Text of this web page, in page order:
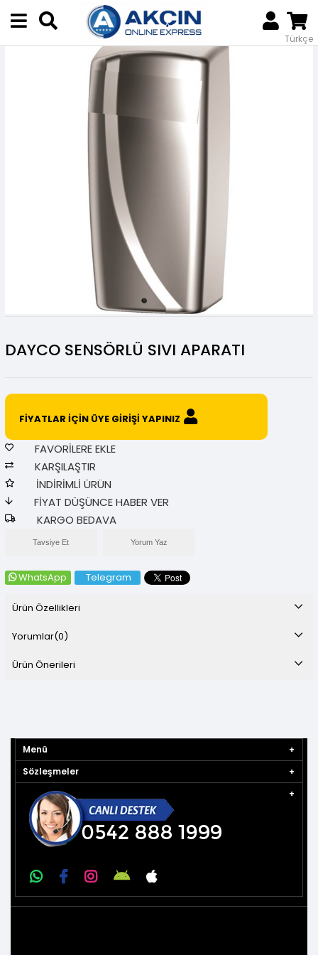
Türkçe
Temizlik Sıvıları
DAYCO SENSÖRLÜ SIVI APARATI
DAYCO SENSÖRLÜ SIVI APARATI
FİYATLAR İÇİN ÜYE GİRİŞİ YAPINIZ
FAVORILERE EKLE
KARŞILAŞTIR
İNDIRIMLI ÜRÜN
FIYAT DÜŞÜNCE HABER VER
KARGO BEDAVA
Tavsiye Et Yorum Yaz
WhatsApp Telegram
Ürün Özellikleri
Yorumlar(0)
Ürün Önerileri
Menü
Sözleşmeler